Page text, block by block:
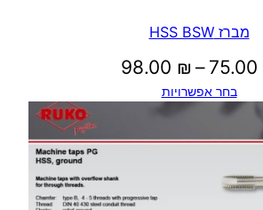
מברז HSS BSW
75.00
–
98.00 ₪
מחירים:
⁦75.00 ₪⁩
בחר אפשרויות